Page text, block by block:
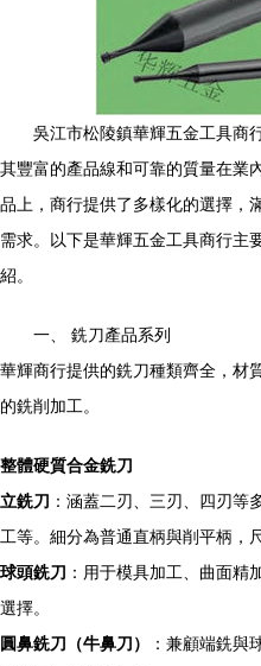
吳江市松陵鎮華輝五金工具商
其豐富的產品線和可靠的質量在業
品上，商行提供了多樣化的選擇，
需求。以下是華輝五金工具商行主
紹。
一、 銑刀產品系列
華輝商行提供的銑刀種類齊全，材
的銑削加工。
整體硬質合金銑刀
立銑刀 ：涵蓋二刃、三刃、四刃等
工等。細分為普通直柄與削平柄，
球頭銑刀 ：用于模具加工、曲面精
選擇。
圓鼻銑刀（牛鼻刀）
：兼顧端銑與